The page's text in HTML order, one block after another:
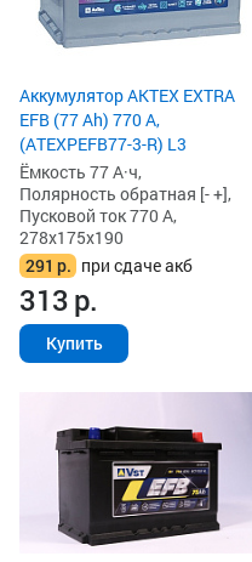
Аккумулятор AKTEX EXTRA
EFB (77 Ah) 770 А,
(ATEXPEFB77-3-R) L3
Ёмкость 77 А·ч,
Полярность обратная [- +],
Пусковой ток 770 А,
278x175x190
291 р. при сдаче акб
313р.
Купить